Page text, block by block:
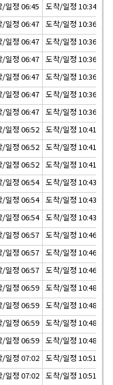
/일정 06:45 도착/일정 10:34
/일정 06:47 도착/일정 10:36
/일정 06:47 도착/일정 10:36
/일정 06:47 도착/일정 10:36
/일정 06:47 도착/일정 10:36
/일정 06:47 도착/일정 10:36
/일정 06:47 도착/일정 10:36
/일정 06:52 도착/일정 10:41
/일정 06:52 도착/일정 10:41
/일정 06:52 도착/일정 10:41
/일정 06:54 도착/일정 10:43
/일정 06:54 도착/일정 10:43
/일정 06:54 도착/일정 10:43
/일정 06:57 도착/일정 10:46
/일정 06:57 도착/일정 10:46
/일정 06:57 도착/일정 10:46
/일정 06:59 도착/일정 10:48
/일정 06:59 도착/일정 10:48
/일정 06:59 도착/일정 10:48
/일정 06:59 도착/일정 10:48
/일정 07:02 도착/일정 10:51
/일정 07:02 도착/일정 10:51